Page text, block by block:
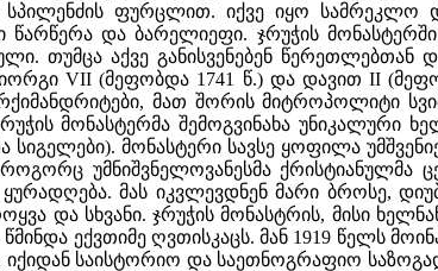
ფურცლით. იქვე იყო სამრეკლო
და ბარელიეფი. ჯრუჭის
თუმცა აქვე განისვენებენ წერეთლებთან
VII (მეფობდა 1741 წ.) და დავით II
მათ შორის მიტროპოლიტი
მონასტერმა შემოგვინახა უნიკალური
სიგელები). მონასტერი სავსე ყოფილა
უმნიშვნელოვანესმა ქრისტიანულმა
მას იკვლევდნენ მარი ბროსე,
და სხვანი. ჯრუჭის მონასტრის, მისი
ექვთიმე ღვთისკაცს. მან 1919 წელს
საისტორიო და საეთნოგრაფიო